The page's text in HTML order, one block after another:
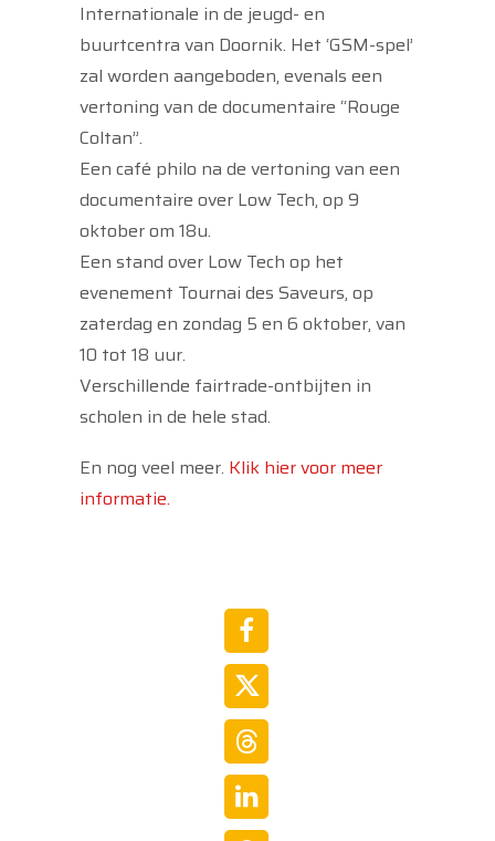
Internationale in de jeugd- en
buurtcentra van Doornik. Het ‘GSM-spel’
zal worden aangeboden, evenals een
vertoning van de documentaire “Rouge
Coltan”.
Een café philo na de vertoning van een
documentaire over Low Tech, op 9
oktober om 18u.
Een stand over Low Tech op het
evenement Tournai des Saveurs, op
zaterdag en zondag 5 en 6 oktober, van
10 tot 18 uur.
Verschillende fairtrade-ontbijten in
scholen in de hele stad.
En nog veel meer. Klik hier voor meer
informatie.